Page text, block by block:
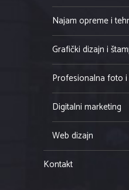
Najam opreme i
Grafički dizajn i
Profesionalna foto
Digitalni marketing
Web dizajn
Kontakt